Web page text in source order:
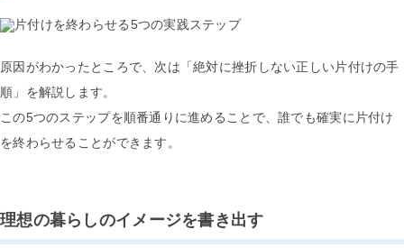
原因がわかったところで、次は「絶対に挫折しない正しい片付けの手
順」を解説します。
この5つのステップを順番通りに進めることで、誰でも確実に片付け
を終わらせることができます。
理想の暮らしのイメージを書き出す